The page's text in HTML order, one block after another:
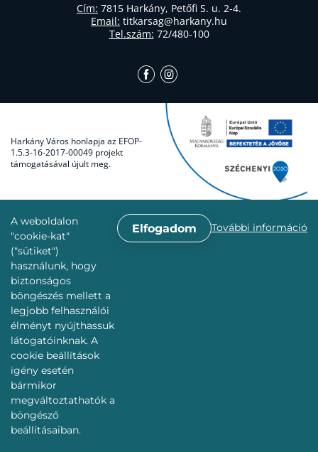
A weboldalon
"cookie-kat"
("sütiket")
használunk, hogy
biztonságos
böngészés mellett a
legjobb felhasználói
élményt nyújthassuk
látogatóinknak. A
cookie beállítások
igény esetén
bármikor
megváltoztathatók a
böngésző
beállításaiban.
Elfogadom További információ
Cím: 7815 Harkány, Petőfi S. u. 2-4.
Email: titkarsag@harkany.hu
Tel.szám: 72/480-100
Harkány Város honlapja az EFOP-
1.5.3-16-2017-00049 projekt
támogatásával újult meg.